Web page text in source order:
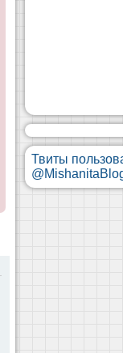
Твиты